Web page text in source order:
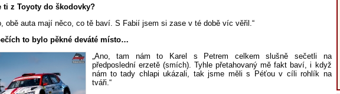
ti z Toyoty do škodovky?
obě auta mají něco, co tě baví. S Fabií jsem si zase v té době víc věřil.“
to bylo pěkné deváté místo…
„Ano, tam nám to Karel s Petrem celkem slušně sečetli na
předposlední erzetě (smích). Tyhle přetahovaný mě fakt baví, i když
nám to tady chlapi ukázali, tak jsme měli s Péťou v cíli rohlík na
tváři.“